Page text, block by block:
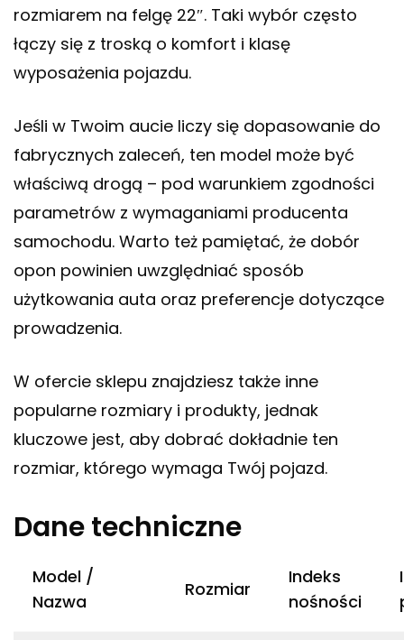
rozmiarem na felgę 22″. Taki wybór często
łączy się z troską o komfort i klasę
wyposażenia pojazdu.
Jeśli w Twoim aucie liczy się dopasowanie do
fabrycznych zaleceń, ten model może być
właściwą drogą – pod warunkiem zgodności
parametrów z wymaganiami producenta
samochodu. Warto też pamiętać, że dobór
opon powinien uwzględniać sposób
użytkowania auta oraz preferencje dotyczące
prowadzenia.
W ofercie sklepu znajdziesz także inne
popularne rozmiary i produkty, jednak
kluczowe jest, aby dobrać dokładnie ten
rozmiar, którego wymaga Twój pojazd.
Dane techniczne
Model /
Nazwa
Rozmiar
Indeks
nośności